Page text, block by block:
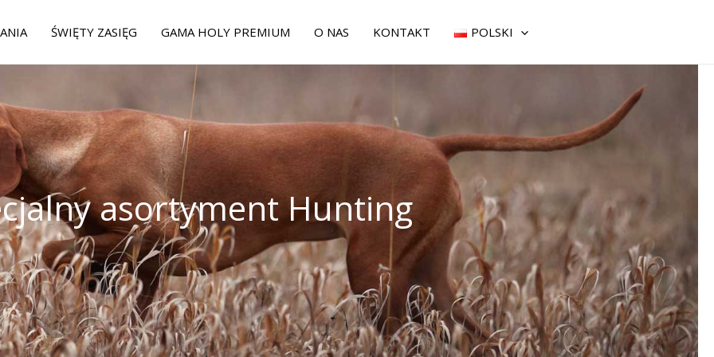
ŚWIĘTY ZASIĘG GAMA HOLY PREMIUM O NAS KONTAKT POLSKI
asortyment Hunting